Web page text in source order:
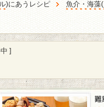
)にあうレシピ 魚介・海藻(
]